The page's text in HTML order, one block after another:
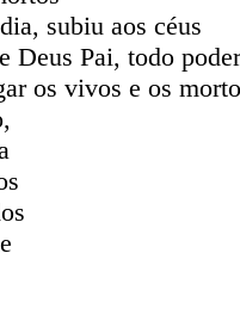
subiu aos céus
Deus Pai, todo
os vivos e os